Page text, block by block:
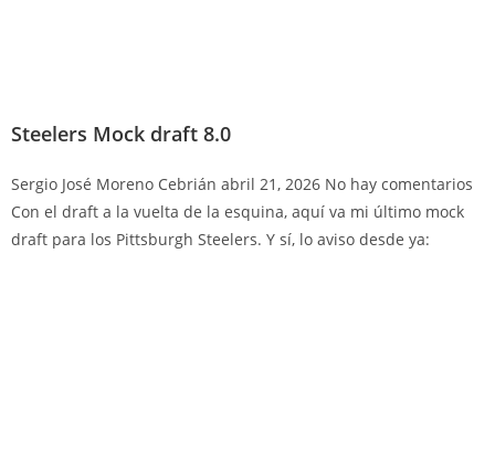
Steelers Mock draft 8.0
Sergio José Moreno Cebrián abril 21, 2026 No hay comentarios
Con el draft a la vuelta de la esquina, aquí va mi último mock
draft para los Pittsburgh Steelers. Y sí, lo aviso desde ya: